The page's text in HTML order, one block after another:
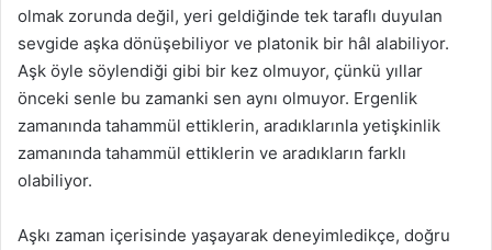
olmak zorunda değil, yeri geldiğinde tek taraflı duyulan
sevgide aşka dönüşebiliyor ve platonik bir hâl alabiliyor.
Aşk öyle söylendiği gibi bir kez olmuyor, çünkü yıllar
önceki senle bu zamanki sen aynı olmuyor. Ergenlik
zamanında tahammül ettiklerin, aradıklarınla yetişkinlik
zamanında tahammül ettiklerin ve aradıkların farklı
olabiliyor.
Aşkı zaman içerisinde yaşayarak deneyimledikçe, doğru